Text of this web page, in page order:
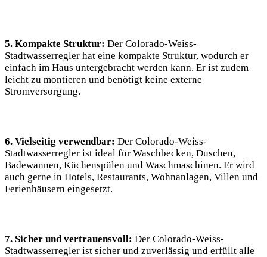
5. Kompakte Struktur: Der Colorado-Weiss-
Stadtwasserregler hat eine kompakte Struktur, wodurch er
einfach im Haus untergebracht werden kann. Er ist zudem
leicht zu montieren und benötigt keine externe
Stromversorgung.
6. Vielseitig verwendbar: Der Colorado-Weiss-
Stadtwasserregler ist ideal für Waschbecken, Duschen,
Badewannen, Küchenspülen und Waschmaschinen. Er wird
auch gerne in Hotels, Restaurants, Wohnanlagen, Villen und
Ferienhäusern eingesetzt.
7. Sicher und vertrauensvoll: Der Colorado-Weiss-
Stadtwasserregler ist sicher und zuverlässig und erfüllt alle